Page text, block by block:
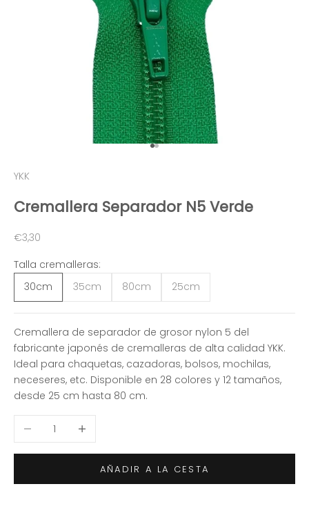
Ir al artículo 1
Ir al artículo 2
YKK
Cremallera Separador N5 Verde
Precio de oferta
€3,30
Talla cremalleras:
30cm
35cm 80cm 25cm
Cremallera de separador de grosor nylon 5 del
fabricante japonés de cremalleras de alta calidad YKK.
Ideal para chaquetas, cazadoras, bolsos, mochilas,
neceseres, etc. Disponible en 28 colores y 12 tamaños,
desde 25 cm hasta 80 cm.
Reducir cantidadAumentar cantidad
AÑADIR A LA CESTA